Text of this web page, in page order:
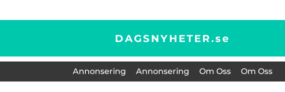
DAGSNYHETER.se
Annonsering Annonsering Om Oss Om Oss